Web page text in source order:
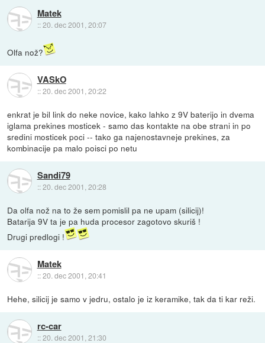
Matek
::20. dec 2001, 20:07
Olfa nož?
VASkO
::20. dec 2001, 20:22
enkrat je bil link do neke novice, kako lahko z 9V baterijo in dvema
iglama prekines mosticek - samo das kontakte na obe strani in po
sredini mosticek poci -- tako ga najenostavneje prekines, za
kombinacije pa malo poisci po netu
Sandi79
::20. dec 2001, 20:28
Da olfa nož na to že sem pomislil pa ne upam (silicij)!
Batarija 9V ta je pa huda procesor zagotovo skuriš !
Drugi predlogi !
Matek
::20. dec 2001, 20:41
Hehe, silicij je samo v jedru, ostalo je iz keramike, tak da ti kar reži.
rc-car
::20. dec 2001, 21:30